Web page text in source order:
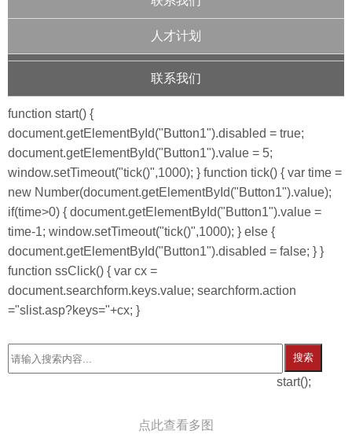
人才计划
联系我们
function start() {
document.getElementById("Button1").disabled = true;
document.getElementById("Button1").value = 5;
window.setTimeout("tick()",1000); } function tick() { var time =
new Number(document.getElementById("Button1").value);
if(time>0) { document.getElementById("Button1").value =
time-1; window.setTimeout("tick()",1000); } else {
document.getElementById("Button1").disabled = false; } }
function ssClick() { var cx =
document.searchform.keys.value; searchform.action
="slist.asp?keys="+cx; }
搜索
start();
点此查看多图